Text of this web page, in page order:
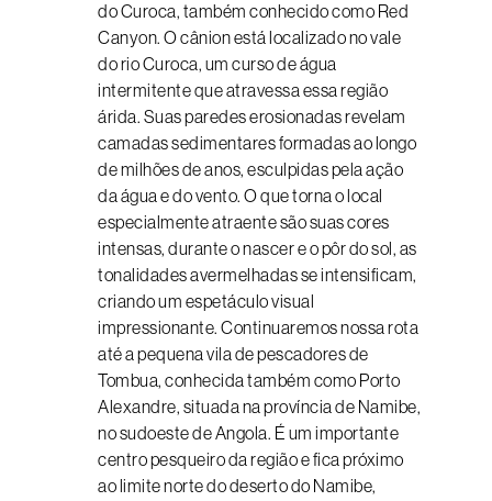
do Curoca, também conhecido como Red
Canyon. O cânion está localizado no vale
do rio Curoca, um curso de água
intermitente que atravessa essa região
árida. Suas paredes erosionadas revelam
camadas sedimentares formadas ao longo
de milhões de anos, esculpidas pela ação
da água e do vento. O que torna o local
especialmente atraente são suas cores
intensas, durante o nascer e o pôr do sol, as
tonalidades avermelhadas se intensificam,
criando um espetáculo visual
impressionante. Continuaremos nossa rota
até a pequena vila de pescadores de
Tombua, conhecida também como Porto
Alexandre, situada na província de Namibe,
no sudoeste de Angola. É um importante
centro pesqueiro da região e fica próximo
ao limite norte do deserto do Namibe,